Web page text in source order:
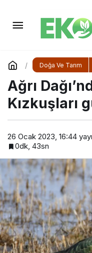
Doğa Ve Tarım
Ağrı
Kızkuşları
26 Ocak 2023, 16:44
0dk, 43sn
rekolteyi
düşürebilir’
Yorum Yap